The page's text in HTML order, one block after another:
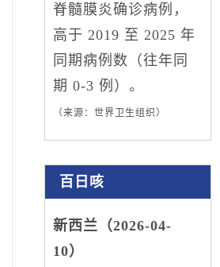
脊髓膜炎确诊病例，
高于 2019 至 2025 年
同期病例数（往年同
期 0-3 例）。
（来源：世界卫生组织）
百日咳
新西兰（2026-04-
10）